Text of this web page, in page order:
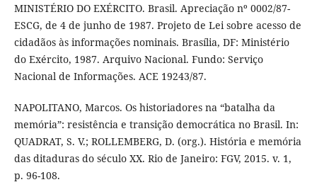
MINISTÉRIO DO EXÉRCITO. Brasil. Apreciação nº 0002/87-
ESCG, de 4 de junho de 1987. Projeto de Lei sobre acesso de
cidadãos às informações nominais. Brasília, DF: Ministério
do Exército, 1987. Arquivo Nacional. Fundo: Serviço
Nacional de Informações. ACE 19243/87.
NAPOLITANO, Marcos. Os historiadores na “batalha da
memória”: resistência e transição democrática no Brasil. In:
QUADRAT, S. V.; ROLLEMBERG, D. (org.). História e memória
das ditaduras do século XX. Rio de Janeiro: FGV, 2015. v. 1,
p. 96-108.